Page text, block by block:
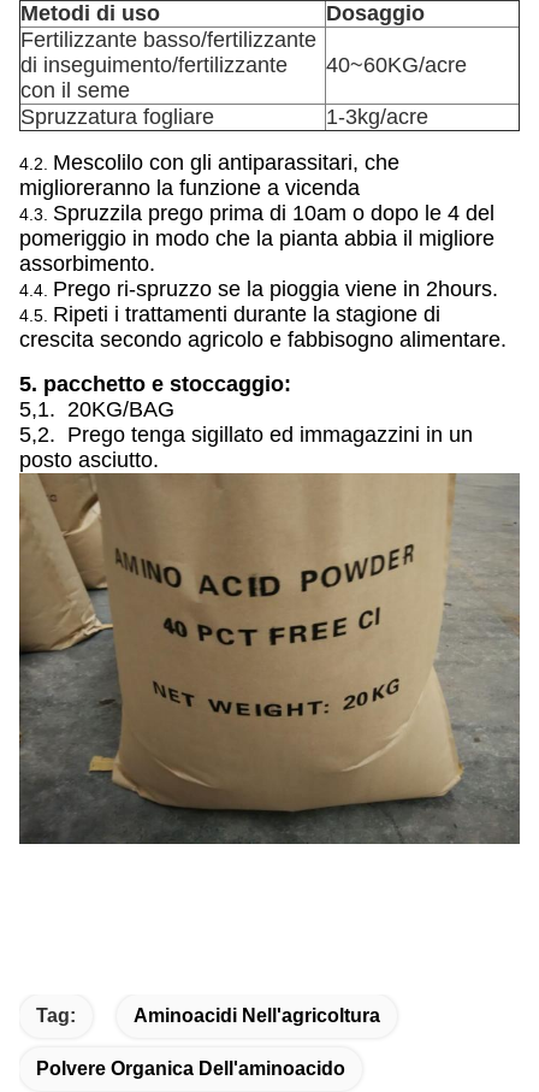
Metodi di uso
Dosaggio
Fertilizzante basso/fertilizzante
di inseguimento/fertilizzante
con il seme
40~60KG/acre
Spruzzatura fogliare 1-3kg/acre
4.2. Mescolilo con gli antiparassitari, che
miglioreranno la funzione a vicenda
4.3. Spruzzila prego prima di 10am o dopo le 4 del
pomeriggio in modo che la pianta abbia il migliore
assorbimento.
4.4. Prego ri-spruzzo se la pioggia viene in 2hours.
4.5. Ripeti i trattamenti durante la stagione di
crescita secondo agricolo e fabbisogno alimentare.
5. pacchetto e stoccaggio:
5,1. 20KG/BAG
5,2. Prego tenga sigillato ed immagazzini in un
posto asciutto.
Tag: Aminoacidi Nell'agricoltura
Polvere Organica Dell'aminoacido